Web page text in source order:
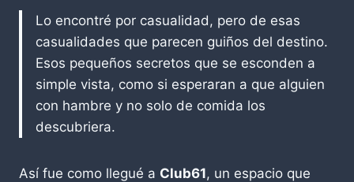
Lo encontré por casualidad, pero de esas
casualidades que parecen guiños del destino.
Esos pequeños secretos que se esconden a
simple vista, como si esperaran a que alguien
con hambre y no solo de comida los
descubriera.
Así fue como llegué a Club61, un espacio que